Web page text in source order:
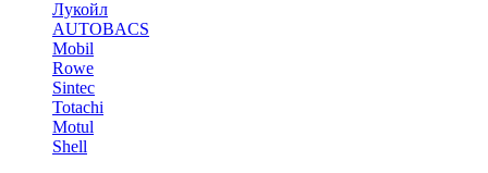
Лукойл
AUTOBACS
Mobil
Rowe
Sintec
Totachi
Motul
Shell